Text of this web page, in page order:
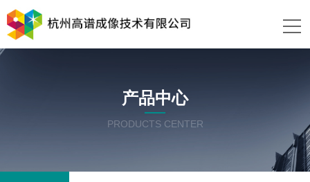
产品中心
PRODUCTS CENTER